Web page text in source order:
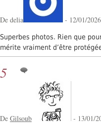
De delia - 12/01/
Superbes photos. Rien que
mérite vraiment d’être
5
De Gilsoub - 13/01/